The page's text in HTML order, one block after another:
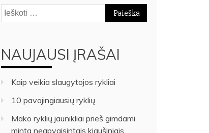
Ieškoti:
NAUJAUSI ĮRAŠAI
Kaip veikia slaugytojos rykliai
10 pavojingiausių ryklių
Mako ryklių jaunikliai prieš gimdami
minta neapvaisintais kiaušiniais